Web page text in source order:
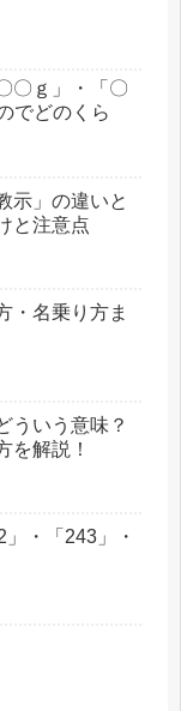
〇ｇ」・「〇
でどのくら
示」の違いと
と注意点
・名乗り方ま
ういう意味？
を解説！
・「243」・